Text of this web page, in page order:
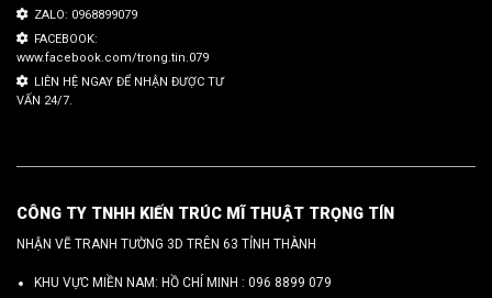
ZALO: 0968899079
FACEBOOK:
www.facebook.com/trong.tin.079
LIÊN HỆ NGAY ĐỂ NHẬN ĐƯỢC TƯ
VẤN 24/7.
CÔNG TY TNHH KIẾN TRÚC MĨ THUẬT TRỌNG TÍN
NHẬN VẼ TRANH TƯỜNG 3D TRÊN 63 TỈNH THÀNH
KHU VỰC MIỀN NAM: HỒ CHÍ MINH : 096 8899 079